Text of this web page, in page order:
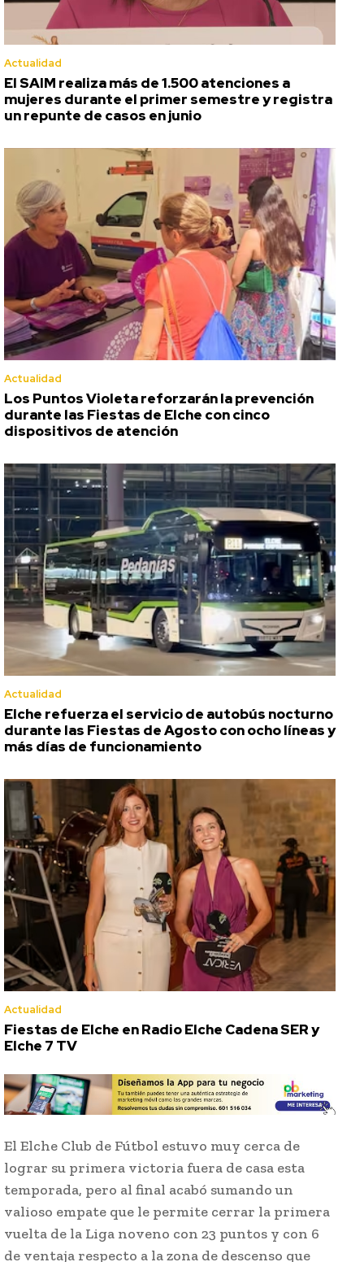
Actualidad
El SAIM realiza más de 1.500 atenciones a
mujeres durante el primer semestre y registra
un repunte de casos en junio
Actualidad
Los Puntos Violeta reforzarán la prevención
durante las Fiestas de Elche con cinco
dispositivos de atención
Actualidad
Elche refuerza el servicio de autobús nocturno
durante las Fiestas de Agosto con ocho líneas y
más días de funcionamiento
Actualidad
Fiestas de Elche en Radio Elche Cadena SER y
Elche 7 TV
El Elche Club de Fútbol estuvo muy cerca de
lograr su primera victoria fuera de casa esta
temporada, pero al final acabó sumando un
valioso empate que le permite cerrar la primera
vuelta de la Liga noveno con 23 puntos y con 6
de ventaja respecto a la zona de descenso que